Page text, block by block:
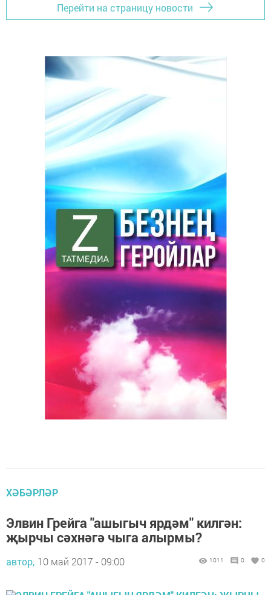
Перейти на страницу новости
ХӘБӘРЛӘР
Элвин Грейга "ашыгыч ярдәм" килгән:
җырчы сәхнәгә чыга алырмы?
автор, 10 май 2017 - 09:00 1011 0 0